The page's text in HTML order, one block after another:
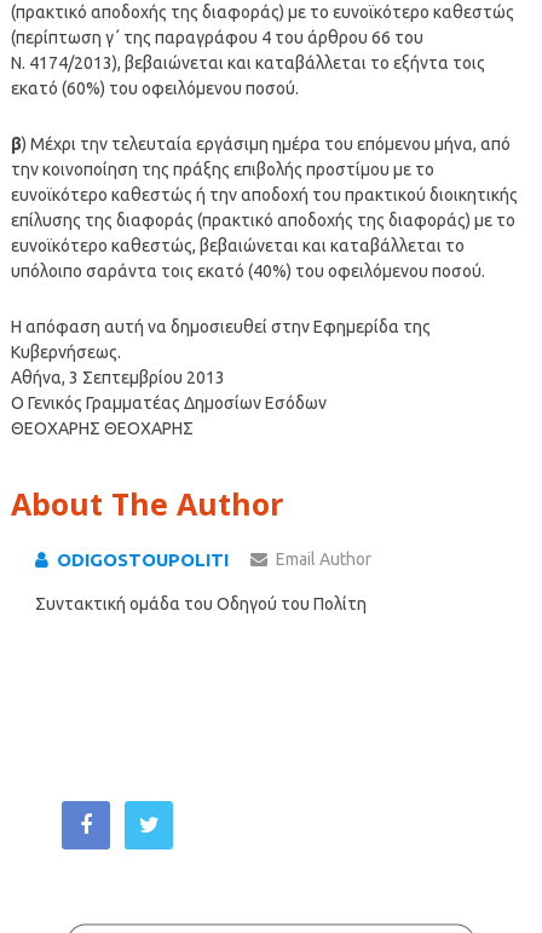
(πρακτικό αποδοχής της διαφοράς) με το ευνοϊκότερο καθεστώς
(περίπτωση γ΄ της παραγράφου 4 του άρθρου 66 του
Ν. 4174/2013), βεβαιώνεται και καταβάλλεται το εξήντα τοις
εκατό (60%) του οφειλόμενου ποσού.
β) Μέχρι την τελευταία εργάσιμη ημέρα του επόμενου μήνα, από
την κοινοποίηση της πράξης επιβολής προστίμου με το
ευνοϊκότερο καθεστώς ή την αποδοχή του πρακτικού διοικητικής
επίλυσης της διαφοράς (πρακτικό αποδοχής της διαφοράς) με το
ευνοϊκότερο καθεστώς, βεβαιώνεται και καταβάλλεται το
υπόλοιπο σαράντα τοις εκατό (40%) του οφειλόμενου ποσού.
Η απόφαση αυτή να δημοσιευθεί στην Εφημερίδα της
Κυβερνήσεως.
Αθήνα, 3 Σεπτεμβρίου 2013
Ο Γενικός Γραμματέας Δημοσίων Εσόδων
ΘΕΟΧΑΡΗΣ ΘΕΟΧΑΡΗΣ
About The Author
ODIGOSTOUPOLITI Email Author
Συντακτική ομάδα του Οδηγού του Πολίτη